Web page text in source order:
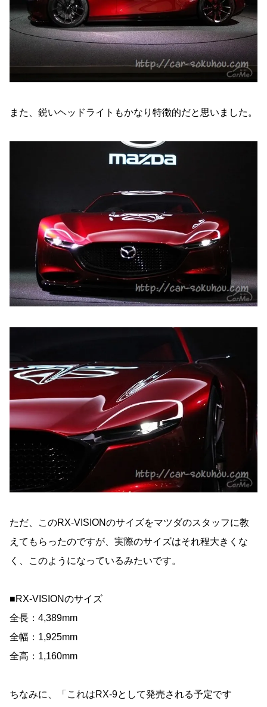
また、鋭いヘッドライトもかなり特徴的だと思いました。
ただ、このRX-VISIONのサイズをマツダのスタッフに教
えてもらったのですが、実際のサイズはそれ程大きくな
く、このようになっているみたいです。
■RX-VISIONのサイズ
全長：4,389mm
全幅：1,925mm
全高：1,160mm
ちなみに、「これはRX-9として発売される予定です